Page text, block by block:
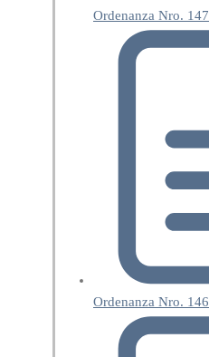
Ordenanza Nro. 147
Ordenanza Nro. 146